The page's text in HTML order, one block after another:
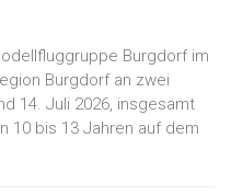
Burgdorf im
Burgdorf an zwei
14. Juli 2026, insgesamt
10 bis 13 Jahren auf dem